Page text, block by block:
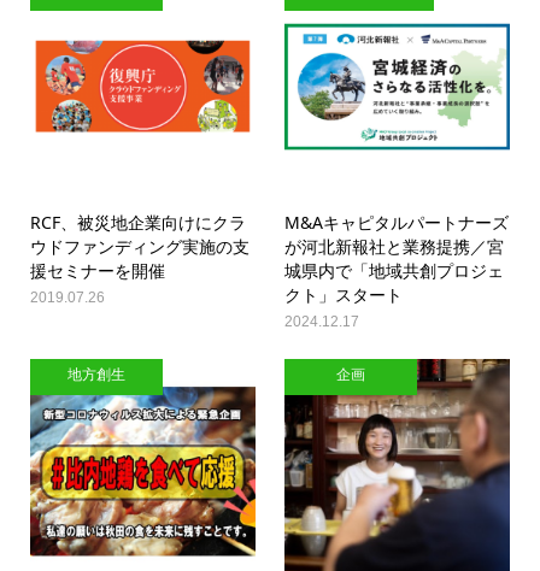
RCF、被災地企業向けにクラ
ウドファンディング実施の支
援セミナーを開催
2019.07.26
M&Aキャピタルパートナーズ
が河北新報社と業務提携／宮
城県内で「地域共創プロジェ
クト」スタート
2024.12.17
地方創生 企画